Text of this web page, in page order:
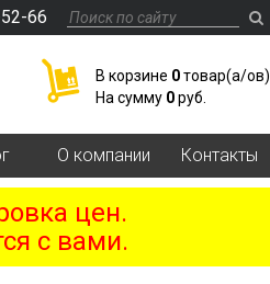
66
В корзине 0товар(a/ов)
На сумму 0руб.
О компании Контакты
цен.
с вами.